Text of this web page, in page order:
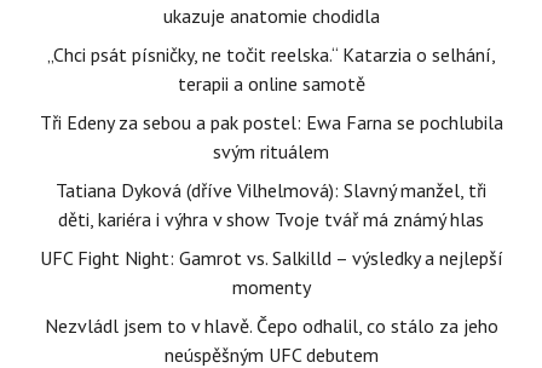
ukazuje anatomie chodidla
„Chci psát písničky, ne točit reelska.“ Katarzia o selhání,
terapii a online samotě
Tři Edeny za sebou a pak postel: Ewa Farna se pochlubila
svým rituálem
Tatiana Dyková (dříve Vilhelmová): Slavný manžel, tři
děti, kariéra i výhra v show Tvoje tvář má známý hlas
UFC Fight Night: Gamrot vs. Salkilld – výsledky a nejlepší
momenty
Nezvládl jsem to v hlavě. Čepo odhalil, co stálo za jeho
neúspěšným UFC debutem